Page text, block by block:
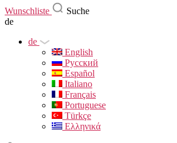
Wunschliste
Suche
de
de
English
Русский
Español
Italiano
Français
Portuguese
Türkçe
Ελληνικά